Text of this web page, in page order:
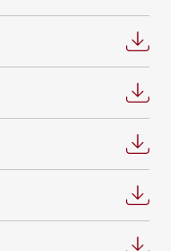
individuelle
weitere
auf